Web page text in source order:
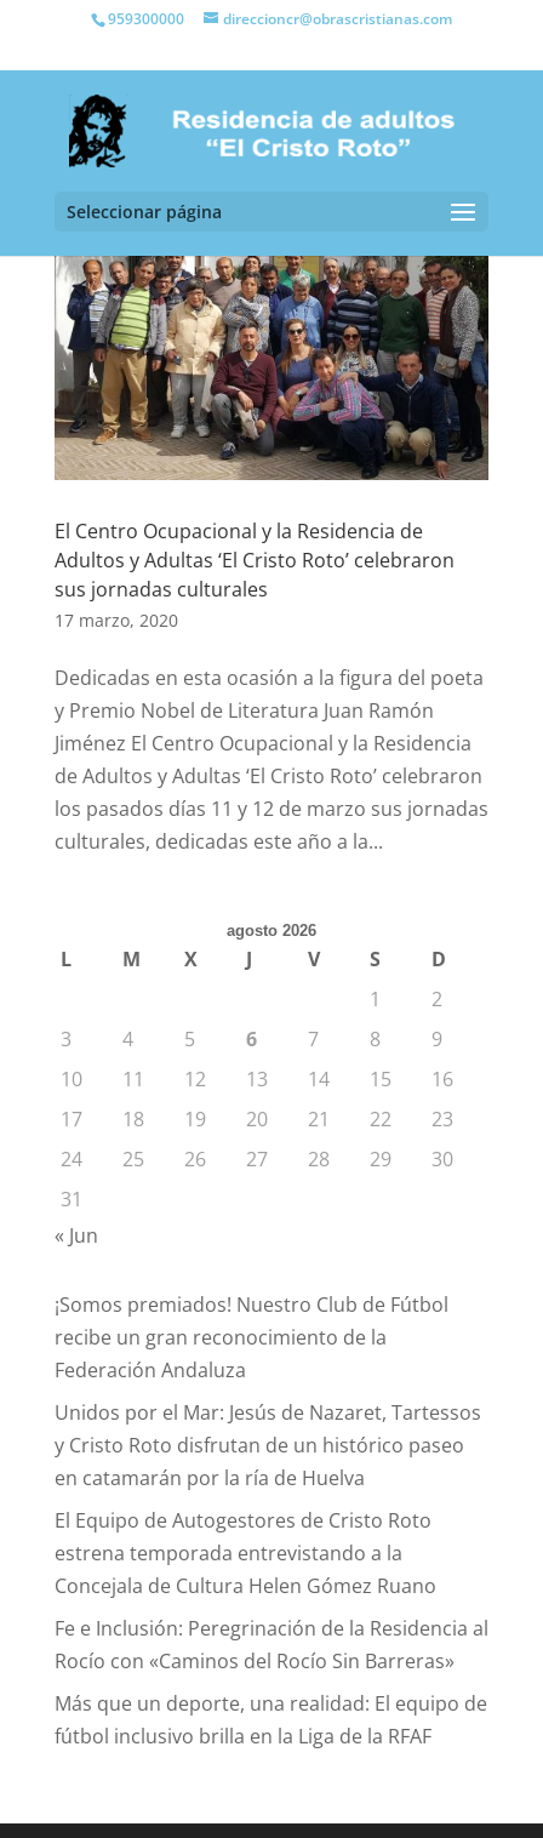
959300000 direccioncr@obrascristianas.com
Seleccionar página
El Centro Ocupacional y la Residencia de
Adultos y Adultas ‘El Cristo Roto’ celebraron
sus jornadas culturales
17 marzo, 2020
Dedicadas en esta ocasión a la figura del poeta
y Premio Nobel de Literatura Juan Ramón
Jiménez El Centro Ocupacional y la Residencia
de Adultos y Adultas ‘El Cristo Roto’ celebraron
los pasados días 11 y 12 de marzo sus jornadas
culturales, dedicadas este año a la...
agosto 2026
L M X J V S
D
1
2
3
4 5 6 7 8
9
10
11 12 13 14 15
16
17
18 19 20 21 22
23
24
25 26 27 28 29
30
31
« Jun
¡Somos premiados! Nuestro Club de Fútbol
recibe un gran reconocimiento de la
Federación Andaluza
Unidos por el Mar: Jesús de Nazaret, Tartessos
y Cristo Roto disfrutan de un histórico paseo
en catamarán por la ría de Huelva
El Equipo de Autogestores de Cristo Roto
estrena temporada entrevistando a la
Concejala de Cultura Helen Gómez Ruano
Fe e Inclusión: Peregrinación de la Residencia al
Rocío con «Caminos del Rocío Sin Barreras»
Más que un deporte, una realidad: El equipo de
fútbol inclusivo brilla en la Liga de la RFAF